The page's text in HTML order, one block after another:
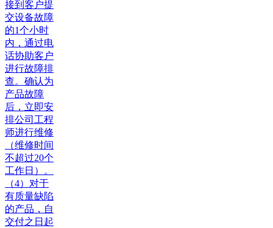
接到客户提
交设备故障
的1个小时
内，通过电
话协助客户
进行故障排
查。确认为
产品故障
后，立即安
排公司工程
师进行维修
（维修时间
不超过20个
工作日）。
（4）对于
有质量缺陷
的产品，自
交付之日起